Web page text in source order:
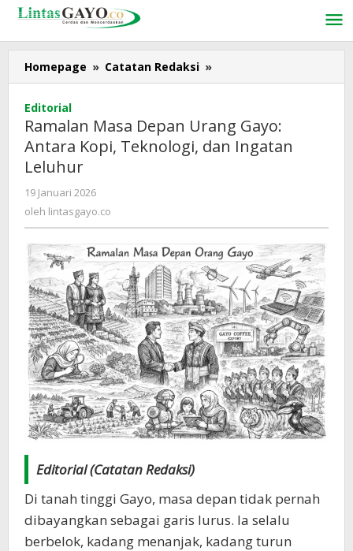
Lewati
konten
Homepage » Catatan Redaksi »
Masa
Gayo:
Antara
Leluhur
Editorial
Ramalan Masa Depan Urang Gayo:
Antara Kopi, Teknologi, dan Ingatan
Leluhur
19 Januari 2026
lintasgayo.co
oleh lintasgayo.co
Editorial (Catatan Redaksi)
Di tanah tinggi Gayo, masa depan tidak pernah
dibayangkan sebagai garis lurus. Ia selalu
berbelok, kadang menanjak, kadang turun